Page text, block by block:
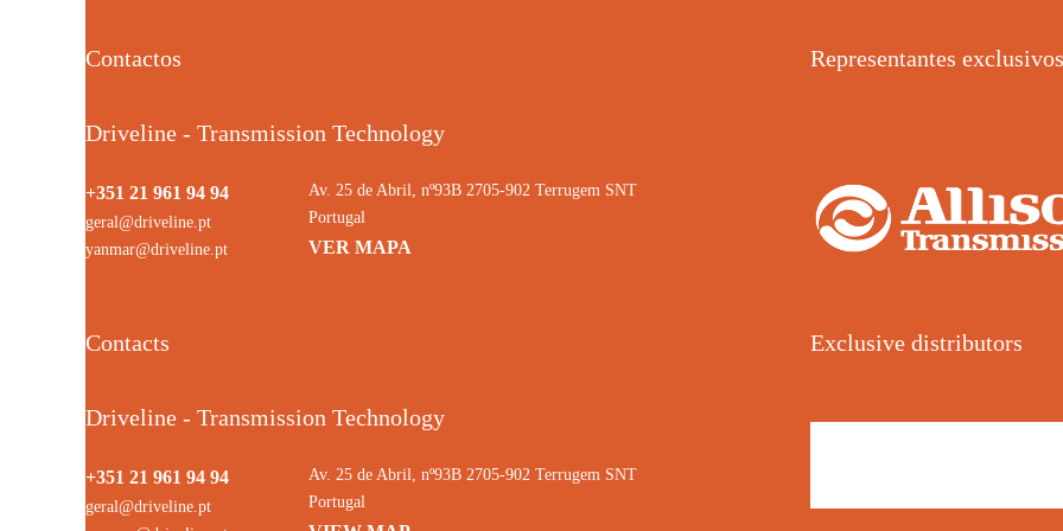
Contactos
Driveline - Transmission Technology
+351 21 961 94 94
geral@driveline.pt
yanmar@driveline.pt
Av. 25 de Abril, nº93B 2705-902 Terrugem SNT
Portugal
VER MAPA
Representantes exclusivos
Contacts
Driveline - Transmission Technology
+351 21 961 94 94
geral@driveline.pt
Av. 25 de Abril, nº93B 2705-902 Terrugem SNT
Portugal
Exclusive distributors